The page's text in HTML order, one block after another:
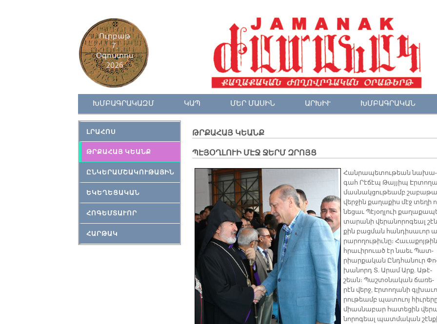
Ուրբաթ
7,
Օգոստոս
2026
ԽՄԲԱԳՐԱԿԱԶՄ ԿԱՊ ՄԵՐ ՄԱՍԻՆ ԱՐԽԻՒ ԽՄԲԱԳՐԱԿԱՆ
ԼՐԱՀՈՍ
ԹՐՔԱՀԱՅ ԿԵԱՆՔ
ԸՆԿԵՐԱՄՇԱԿՈՒԹԱՅԻՆ
ԵԿԵՂԵՑԱԿԱՆ
ՀՈԳԵՄՏԱՒՈՐ
ՀԱՐԹԱԿ
ԹՐՔԱՀԱՅ ԿԵԱՆՔ
ՊԷՅՕՂԼՈՒԻ ՄԷՋ ՋԵՐՄ ԶՐՈՅՑ
Հան­րա­պե­տու­թեան նա­խա­
գահ Րէ­ճէպ Թայ­յիպ
մաս­նակ­ցու­թեամբ
վեր­ջին քա­ղա­քիս մէջ տե­ղի
նե­ցաւ Պէ­յօղ­լուի
տա­րա­նի վե­րա­նո­րո­գեալ
քին բաց­ման հան­դի­սա­ւոր
րա­րո­ղու­թիւ­նը։ Հա­ւա­քոյ­թին
հրա­ւի­րուած էր նաեւ Պատ­
րիար­քա­կան Ընդ­հա­նուր
խա­նորդ Տ. Ա­րամ Արք. Ա­թէ­
շեան։ Պաշ­տօ­նա­կան ճա­ռե­
րէն վերջ, Էր­տո­ղա­նի
րու­թեամբ պա­տուոյ հիւ­րե­րը
միաս­նա­բար հա­տե­ցին
նո­րո­գեալ պատ­մա­կան